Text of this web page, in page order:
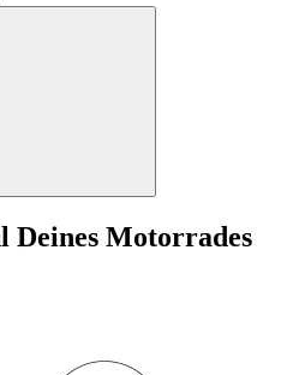
Deines Motorrades